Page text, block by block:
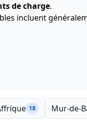
de charge.
incluent
18 Mur-de-